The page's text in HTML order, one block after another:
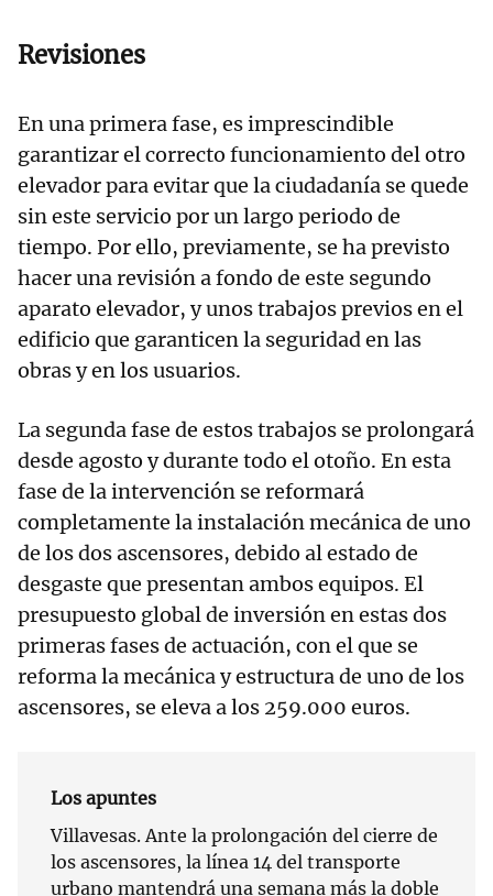
Revisiones
En una primera fase, es imprescindible
garantizar el correcto funcionamiento del otro
elevador para evitar que la ciudadanía se quede
sin este servicio por un largo periodo de
tiempo. Por ello, previamente, se ha previsto
hacer una revisión a fondo de este segundo
aparato elevador, y unos trabajos previos en el
edificio que garanticen la seguridad en las
obras y en los usuarios.
La segunda fase de estos trabajos se prolongará
desde agosto y durante todo el otoño. En esta
fase de la intervención se reformará
completamente la instalación mecánica de uno
de los dos ascensores, debido al estado de
desgaste que presentan ambos equipos. El
presupuesto global de inversión en estas dos
primeras fases de actuación, con el que se
reforma la mecánica y estructura de uno de los
ascensores, se eleva a los 259.000 euros.
Los apuntes
Villavesas. Ante la prolongación del cierre de
los ascensores, la línea 14 del transporte
urbano mantendrá una semana más la doble